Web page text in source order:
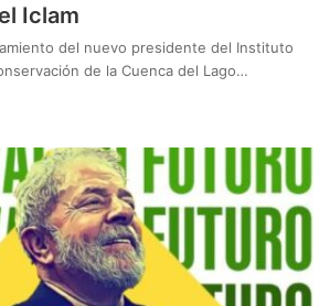
Iclam
del nuevo presidente del Instituto
de la Cuenca del Lago…